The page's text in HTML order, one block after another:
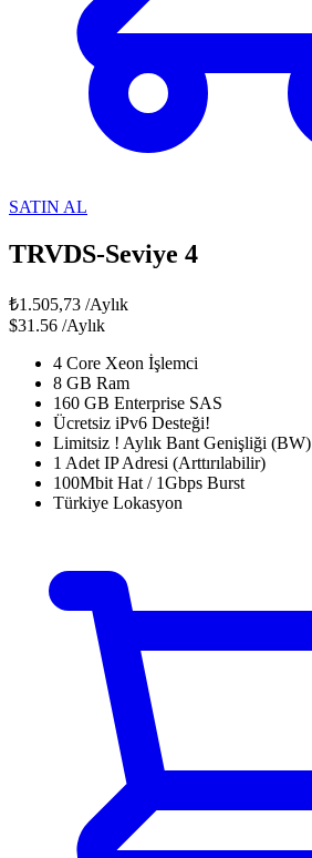
SATIN AL
TRVDS-Seviye 4
₺1.505,73 /Aylık
$31.56 /Aylık
4 Core Xeon İşlemci
8 GB Ram
160 GB Enterprise SAS
Ücretsiz iPv6 Desteği!
Limitsiz ! Aylık Bant Genişliği (BW)
1 Adet IP Adresi (Arttırılabilir)
100Mbit Hat / 1Gbps Burst
Türkiye Lokasyon